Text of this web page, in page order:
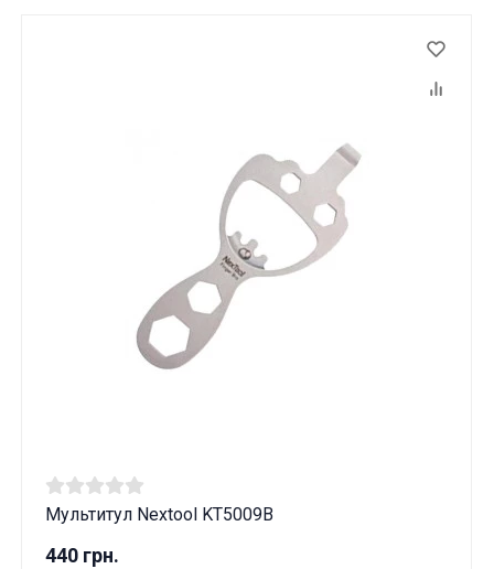
Мультитул Nextool KT5009B
440 грн.